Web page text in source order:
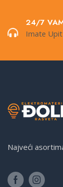
24/7
Imate
Najveći